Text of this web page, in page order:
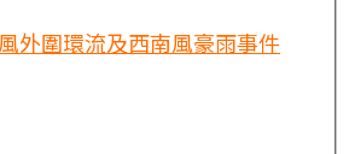
外圍環流及西南風豪雨事件